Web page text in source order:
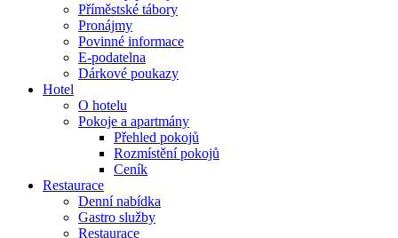
Příměstské tábory
Pronájmy
Povinné informace
E-podatelna
Dárkové poukazy
Hotel
O hotelu
Pokoje a apartmány
Přehled pokojů
Rozmístění pokojů
Ceník
Restaurace
Denní nabídka
Gastro služby
Restaurace